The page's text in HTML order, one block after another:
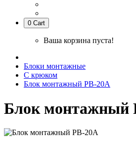
0 Cart
Ваша корзина пуста!
Блоки монтажные
С крюком
Блок монтажный РВ-20А
Блок монтажный